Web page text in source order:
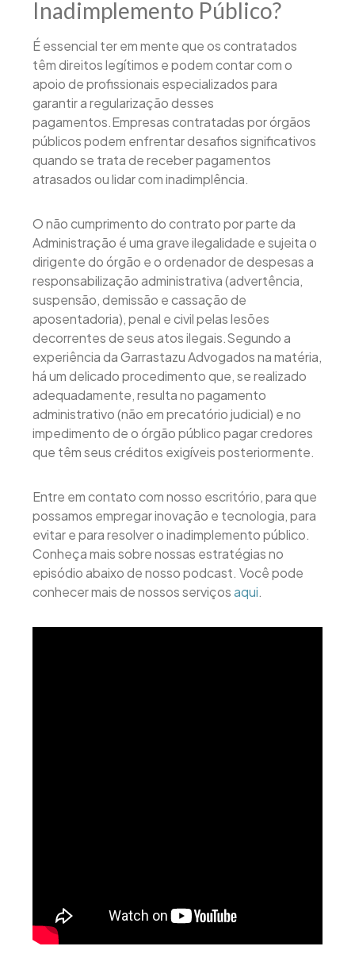
Inadimplemento Público?
É essencial ter em mente que os contratados
têm direitos legítimos e podem contar com o
apoio de profissionais especializados para
garantir a regularização desses
pagamentos.Empresas contratadas por órgãos
públicos podem enfrentar desafios significativos
quando se trata de receber pagamentos
atrasados ou lidar com inadimplência.
O não cumprimento do contrato por parte da
Administração é uma grave ilegalidade e sujeita o
dirigente do órgão e o ordenador de despesas a
responsabilização administrativa (advertência,
suspensão, demissão e cassação de
aposentadoria), penal e civil pelas lesões
decorrentes de seus atos ilegais.Segundo a
experiência da Garrastazu Advogados na matéria,
há um delicado procedimento que, se realizado
adequadamente, resulta no pagamento
administrativo (não em precatório judicial) e no
impedimento de o órgão público pagar credores
que têm seus créditos exigíveis posteriormente.
Entre em contato com nosso escritório, para que
possamos empregar inovação e tecnologia, para
evitar e para resolver o inadimplemento público.
Conheça mais sobre nossas estratégias no
episódio abaixo de nosso podcast. Você pode
conhecer mais de nossos serviçosaqui.